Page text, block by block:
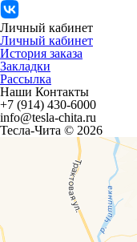
Личный кабинет
Личный кабинет
История заказа
Закладки
Рассылка
Наши Контакты
+7 (914) 430-6000
info@tesla-chita.ru
Тесла-Чита © 2026